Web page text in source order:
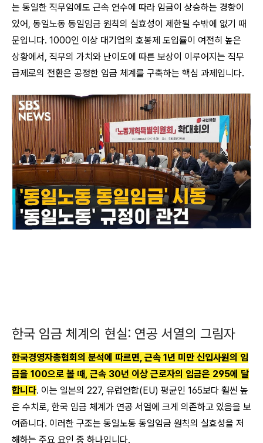
는 동일한 직무임에도 근속 연수에 따라 임금이 상승하는 경향이
있어, 동일노동 동일임금 원칙의 실효성이 제한될 수밖에 없기 때
문입니다. 1000인 이상 대기업의 호봉제 도입률이 여전히 높은
상황에서, 직무의 가치와 난이도에 따른 보상이 이루어지는 직무
급제로의 전환은 공정한 임금 체계를 구축하는 핵심 과제입니다.
한국 임금 체계의 현실: 연공 서열의 그림자
한국경영자총협회의 분석에 따르면, 근속 1년 미만 신입사원의 임
금을 100으로 볼 때, 근속 30년 이상 근로자의 임금은 295에 달
합니다. 이는 일본의 227, 유럽연합(EU) 평균인 165보다 훨씬 높
은 수치로, 한국 임금 체계가 연공 서열에 크게 의존하고 있음을 보
여줍니다. 이러한 구조는 동일노동 동일임금 원칙의 실효성을 저
해하는 주요 요인 중 하나입니다.